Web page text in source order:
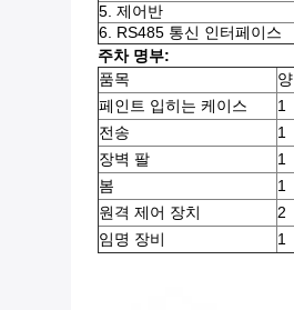
5. 제어반
6. RS485 통신 인터페이스
주차 명부:
품목
양
페인트 입히는 케이스
1
전송
1
장벽 팔
1
봄
1
원격 제어 장치
2
임명 장비
1